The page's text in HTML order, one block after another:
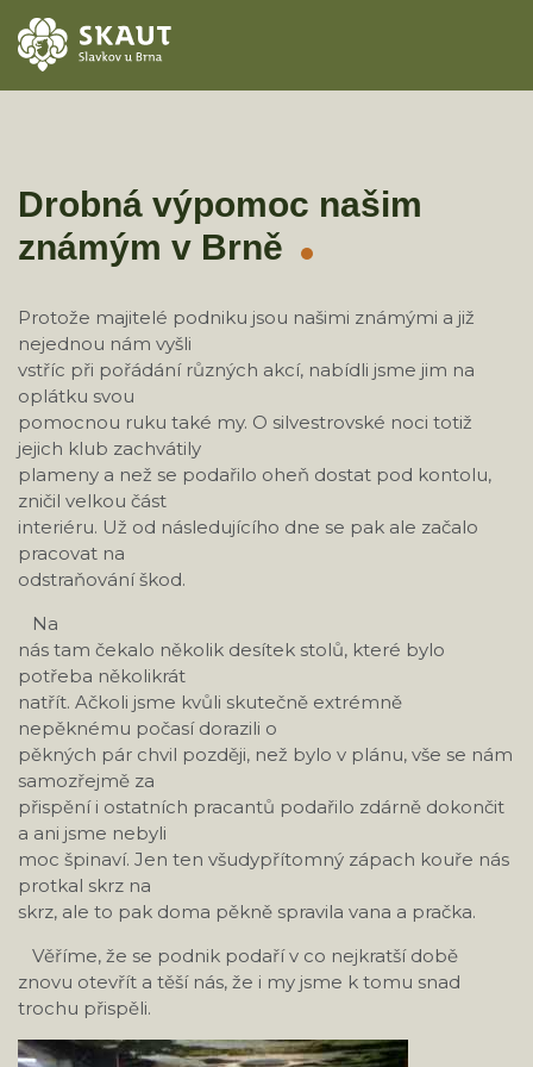
ODDÍLY
KONTAKTY
TÁBORY
Drobná výpomoc našim
známým v Brně
Protože majitelé podniku jsou našimi známými a již
nejednou nám vyšli
vstříc při pořádání různých akcí, nabídli jsme jim na
oplátku svou
pomocnou ruku také my. O silvestrovské noci totiž
jejich klub zachvátily
plameny a než se podařilo oheň dostat pod kontolu,
zničil velkou část
interiéru. Už od následujícího dne se pak ale začalo
pracovat na
odstraňování škod.
Na
nás tam čekalo několik desítek stolů, které bylo
potřeba několikrát
natřít. Ačkoli jsme kvůli skutečně extrémně
nepěknému počasí dorazili o
pěkných pár chvil později, než bylo v plánu, vše se nám
samozřejmě za
přispění i ostatních pracantů podařilo zdárně dokončit
a ani jsme nebyli
moc špinaví. Jen ten všudypřítomný zápach kouře nás
protkal skrz na
skrz, ale to pak doma pěkně spravila vana a pračka.
Věříme, že se podnik podaří v co nejkratší době
znovu otevřít a těší nás, že i my jsme k tomu snad
trochu přispěli.